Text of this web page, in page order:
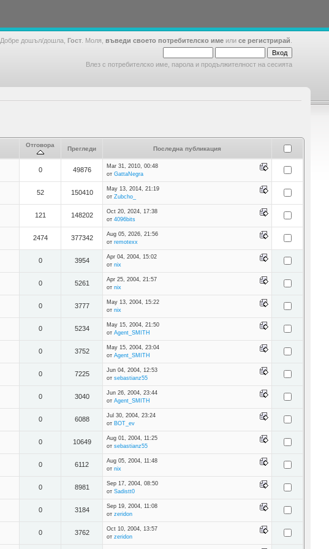
Добре дошъл/дошла, Гост . Моля, въведи своето потребителско име или се регистрирай
Влез с потребителско име, парола и продължителност на сесията
Отговора
Прегледи Последна публикация
0 49876
Mar 31, 2010, 00:48
от GattaNegra
52 150410
May 13, 2014, 21:19
от Zubcho_
121 148202
Oct 20, 2024, 17:38
от 4096bits
2474 377342
Aug 05, 2026, 21:56
от remotexx
0 3954
Apr 04, 2004, 15:02
от nix
0 5261
Apr 25, 2004, 21:57
от nix
0 3777
May 13, 2004, 15:22
от nix
0 5234
May 15, 2004, 21:50
от Agent_SMITH
0 3752
May 15, 2004, 23:04
от Agent_SMITH
0 7225
Jun 04, 2004, 12:53
от sebastianz55
0 3040
Jun 26, 2004, 23:44
от Agent_SMITH
0 6088
Jul 30, 2004, 23:24
от BOT_ev
0 10649
Aug 01, 2004, 11:25
от sebastianz55
0 6112
Aug 05, 2004, 11:48
от nix
0 8981
Sep 17, 2004, 08:50
от Sadistt0
0 3184
Sep 19, 2004, 11:08
от zeridon
0 3762
Oct 10, 2004, 13:57
от zeridon